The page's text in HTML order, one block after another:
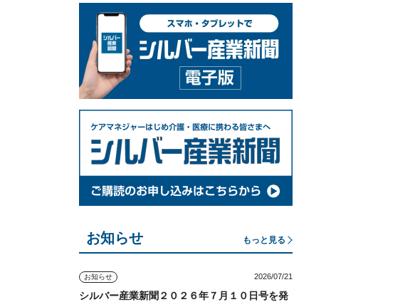
お知らせ もっと見る
お知らせ 2026/07/21
シルバー産業新聞２０２６年７月１０日号を発